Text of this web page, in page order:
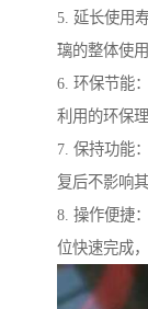
5. 延长使用
璃的整体使用
6. 环保节能
利用的环保理
7. 保持功能
复后不影响
8. 操作便捷
位快速完成